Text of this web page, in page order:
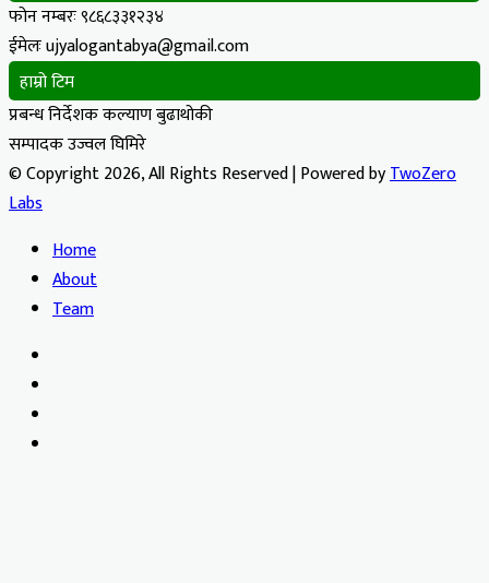
फोन नम्बरः ९८६८३३१२३४
ईमेलः ujyalogantabya@gmail.com
हाम्रो टिम
प्रबन्ध निर्देशक कल्याण बुढाथोकी
सम्पादक उज्वल घिमिरे
© Copyright 2026, All Rights Reserved | Powered byTwoZero
Labs
Home
About
Team